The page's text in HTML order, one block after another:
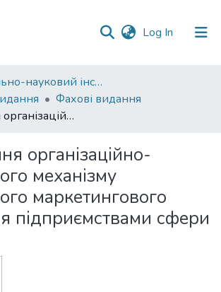
Log In (current)
Навчально-науковий інститут економіки, управління, права та інформаційних технологій
Фахові видання
Формування організаційно-економічного механізму стратегічного маркетингового управління підприємствами сфери послуг
організаційно-
механізму
маркетингового
підприємствами сфери